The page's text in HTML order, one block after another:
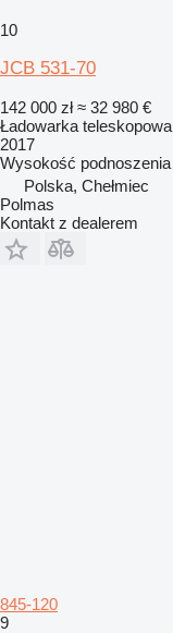
10
JCB 531-70
142 000 zł ≈ 32 980 €
Ładowarka teleskopowa
2017
Wysokość podnoszenia
Polska, Chełmiec
Polmas
Kontakt z dealerem
845-120
9